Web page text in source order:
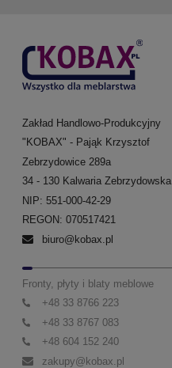
Zakład Handlowo-Produkcyjny
"KOBAX" - Pająk Krzysztof
Zebrzydowice 289a
34 - 130 Kalwaria Zebrzydowska
NIP: 551-000-42-29
REGON: 070517421
biuro@kobax.pl
Fronty, płyty i blaty meblowe
+48 33 8766 223
+48 33 8767 083
+48 604 152 240
zakupy@kobax.pl